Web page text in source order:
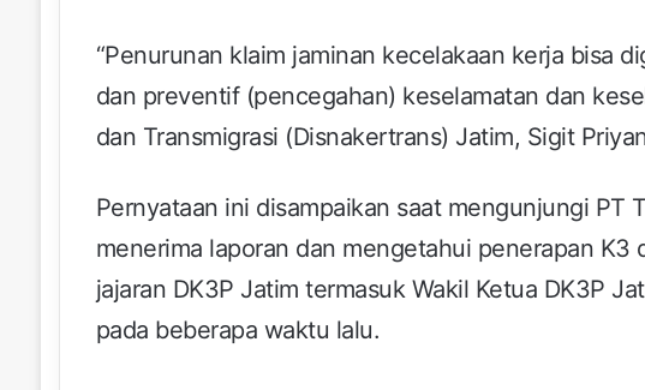
“Penurunan klaim jaminan kecelakaan kerja bisa
dan preventif (pencegahan) keselamatan dan
dan Transmigrasi (Disnakertrans) Jatim, Sigit
Pernyataan ini disampaikan saat mengunjungi PT
menerima laporan dan mengetahui penerapan K3
jajaran DK3P Jatim termasuk Wakil Ketua DK3P
pada beberapa waktu lalu.